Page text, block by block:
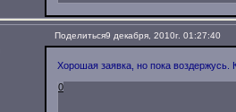
Поделиться9 декабря, 2010г. 01:27:40
Хорошая заявка, но пока
0